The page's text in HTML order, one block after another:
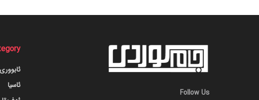
Follow Us
ئابووری
ئاسیا